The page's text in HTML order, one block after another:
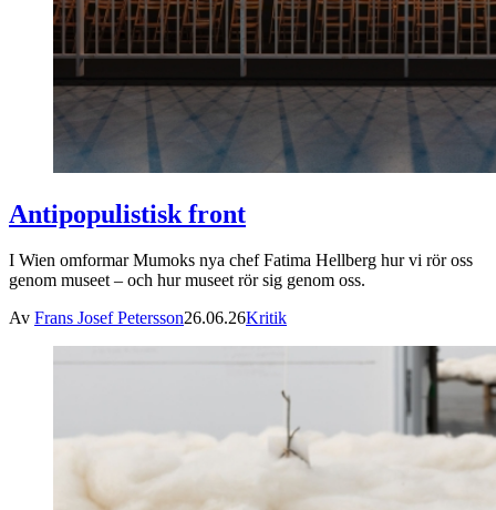
Antipopulistisk front
I Wien omformar Mumoks nya chef Fatima Hellberg hur vi rör oss
genom museet – och hur museet rör sig genom oss.
Av Frans Josef Petersson26.06.26Kritik